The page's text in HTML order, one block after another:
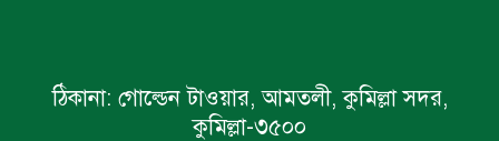
ঠিকানা: গোল্ডেন টাওয়ার, আমতলী, কুমিল্লা সদর,
কুমিল্লা-৩৫০০